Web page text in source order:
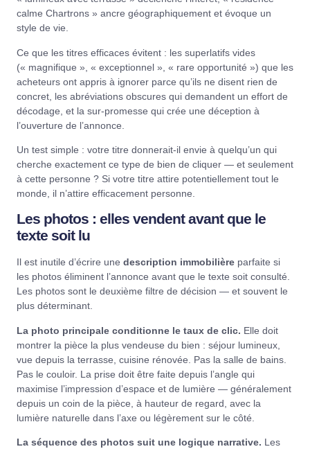
calme Chartrons » ancre géographiquement et évoque un
style de vie.
Ce que les titres efficaces évitent : les superlatifs vides
(« magnifique », « exceptionnel », « rare opportunité ») que les
acheteurs ont appris à ignorer parce qu’ils ne disent rien de
concret, les abréviations obscures qui demandent un effort de
décodage, et la sur-promesse qui crée une déception à
l’ouverture de l’annonce.
Un test simple : votre titre donnerait-il envie à quelqu’un qui
cherche exactement ce type de bien de cliquer — et seulement
à cette personne ? Si votre titre attire potentiellement tout le
monde, il n’attire efficacement personne.
Les photos : elles vendent avant que le
texte soit lu
Il est inutile d’écrire une description immobilière parfaite si
les photos éliminent l’annonce avant que le texte soit consulté.
Les photos sont le deuxième filtre de décision — et souvent le
plus déterminant.
La photo principale conditionne le taux de clic. Elle doit
montrer la pièce la plus vendeuse du bien : séjour lumineux,
vue depuis la terrasse, cuisine rénovée. Pas la salle de bains.
Pas le couloir. La prise doit être faite depuis l’angle qui
maximise l’impression d’espace et de lumière — généralement
depuis un coin de la pièce, à hauteur de regard, avec la
lumière naturelle dans l’axe ou légèrement sur le côté.
La séquence des photos suit une logique narrative. Les